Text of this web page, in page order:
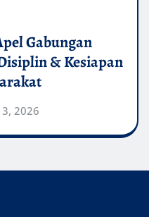
Gabungan
& Kesiapan
2026